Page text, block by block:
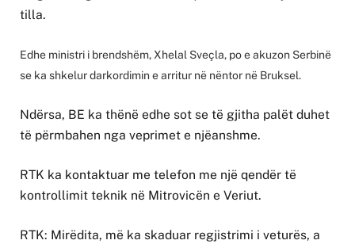
tilla.
Edhe ministri i brendshëm, Xhelal Sveçla, po e akuzon Serbinë
se ka shkelur darkordimin e arritur në nëntor në Bruksel.
Ndërsa, BE ka thënë edhe sot se të gjitha palët duhet
të përmbahen nga veprimet e njëanshme.
RTK ka kontaktuar me telefon me një qendër të
kontrollimit teknik në Mitrovicën e Veriut.
RTK: Mirëdita, më ka skaduar regjistrimi i veturës, a